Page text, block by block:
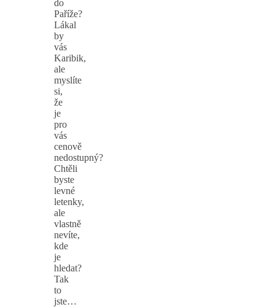
do
Paříže?
Lákal
by
vás
Karibik,
ale
myslíte
si,
že
je
pro
vás
cenově
nedostupný?
Chtěli
byste
levné
letenky,
ale
vlastně
nevíte,
kde
je
hledat?
Tak
to
jste…